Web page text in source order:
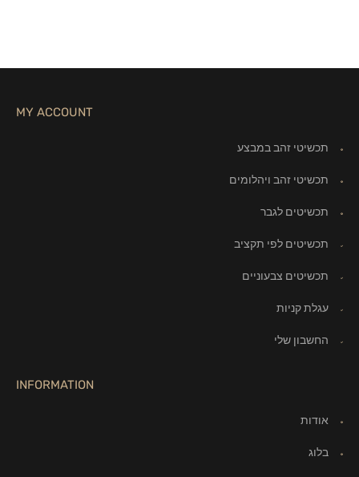
MY ACCOUNT
תכשיטי זהב במבצע
תכשיטי זהב ויהלומים
תכשיטים לגבר
תכשיטים לפי תקציב
תכשיטים צבעוניים
עגלת קניות
החשבון שלי
INFORMATION
אודות
בלוג